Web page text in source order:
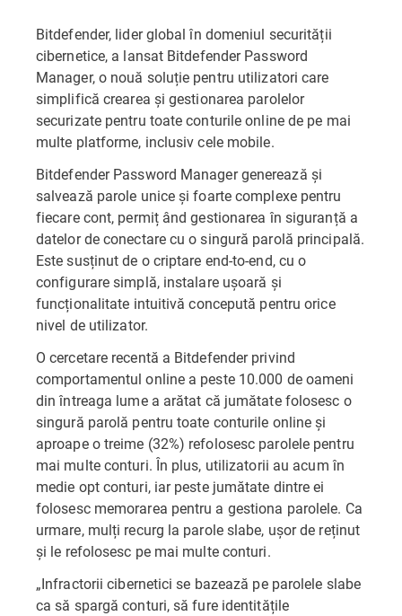
Bitdefender, lider global în domeniul securității
cibernetice, a lansat Bitdefender Password
Manager, o nouă soluție pentru utilizatori care
simplifică crearea și gestionarea parolelor
securizate pentru toate conturile online de pe mai
multe platforme, inclusiv cele mobile.
Bitdefender Password Manager generează și
salvează parole unice și foarte complexe pentru
fiecare cont, permiț ând gestionarea în siguranță a
datelor de conectare cu o singură parolă principală.
Este susținut de o criptare end-to-end, cu o
configurare simplă, instalare ușoară și
funcționalitate intuitivă concepută pentru orice
nivel de utilizator.
O cercetare recentă a Bitdefender privind
comportamentul online a peste 10.000 de oameni
din întreaga lume a arătat că jumătate folosesc o
singură parolă pentru toate conturile online și
aproape o treime (32%) refolosesc parolele pentru
mai multe conturi. În plus, utilizatorii au acum în
medie opt conturi, iar peste jumătate dintre ei
folosesc memorarea pentru a gestiona parolele. Ca
urmare, mulți recurg la parole slabe, ușor de reținut
și le refolosesc pe mai multe conturi.
„Infractorii cibernetici se bazează pe parolele slabe
ca să spargă conturi, să fure identitățile